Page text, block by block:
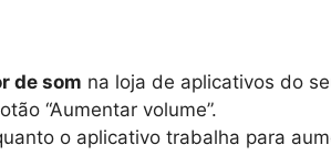
de som na loja de aplicativos do
“Aumentar volume”.
o aplicativo trabalha para